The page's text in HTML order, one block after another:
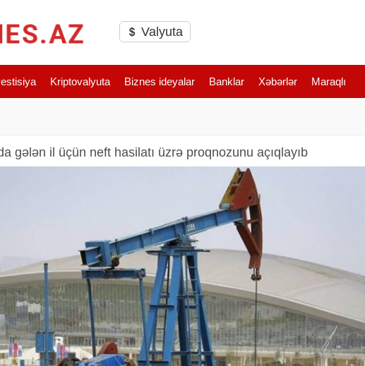
Valyuta
Kriptovalyuta Biznes ideyalar Banklar Xəbərlər Maraqlı
gələn il üçün neft hasilatı üzrə proqnozunu açıqlayıb